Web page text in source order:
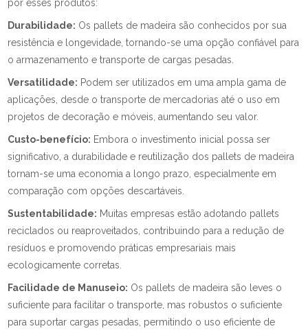
por esses produtos:
Durabilidade: Os pallets de madeira são conhecidos por sua
resistência e longevidade, tornando-se uma opção confiável para
o armazenamento e transporte de cargas pesadas.
Versatilidade: Podem ser utilizados em uma ampla gama de
aplicações, desde o transporte de mercadorias até o uso em
projetos de decoração e móveis, aumentando seu valor.
Custo-benefício: Embora o investimento inicial possa ser
significativo, a durabilidade e reutilização dos pallets de madeira
tornam-se uma economia a longo prazo, especialmente em
comparação com opções descartáveis.
Sustentabilidade: Muitas empresas estão adotando pallets
reciclados ou reaproveitados, contribuindo para a redução de
resíduos e promovendo práticas empresariais mais
ecologicamente corretas.
Facilidade de Manuseio: Os pallets de madeira são leves o
suficiente para facilitar o transporte, mas robustos o suficiente
para suportar cargas pesadas, permitindo o uso eficiente de